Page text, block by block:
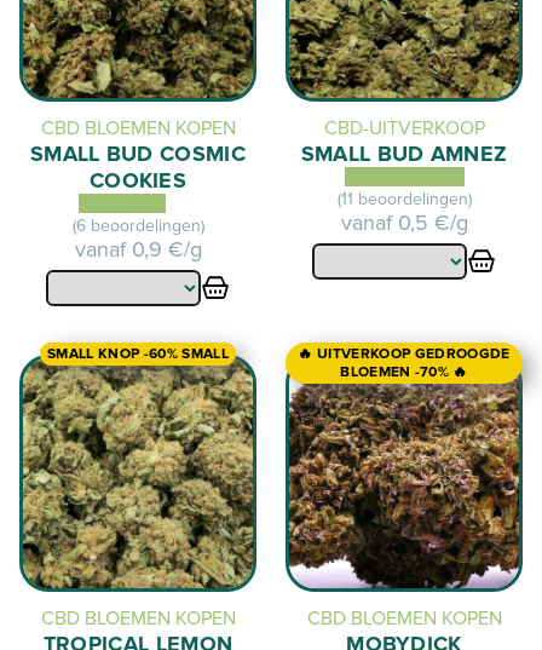
CBD BLOEMEN KOPEN
SMALL BUD COSMIC
COOKIES
(6 beoordelingen)
vanaf 0,9 €/g
CBD-UITVERKOOP
SMALL BUD AMNEZ
(11 beoordelingen)
vanaf 0,5 €/g
SMALL KNOP -60% SMALL
CBD BLOEMEN KOPEN
TROPICAL LEMON
🔥 UITVERKOOP GEDROOGDE
BLOEMEN -70% 🔥
CBD BLOEMEN KOPEN
MOBYDICK